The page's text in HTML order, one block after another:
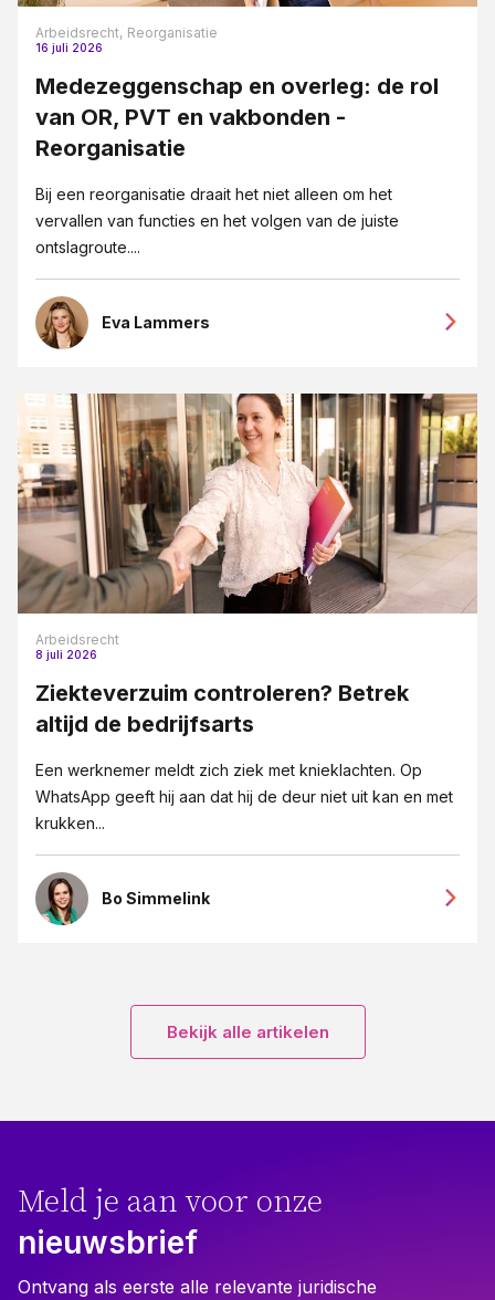
Arbeidsrecht, Reorganisatie
16 juli 2026
Medezeggenschap en overleg: de rol
van OR, PVT en vakbonden -
Reorganisatie
Bij een reorganisatie draait het niet alleen om het
vervallen van functies en het volgen van de juiste
ontslagroute....
Eva Lammers
Arbeidsrecht
8 juli 2026
Ziekteverzuim controleren? Betrek
altijd de bedrijfsarts
Een werknemer meldt zich ziek met knieklachten. Op
WhatsApp geeft hij aan dat hij de deur niet uit kan en met
krukken...
Bo Simmelink
Bekijk alle artikelen
Meld je aan voor onze
nieuwsbrief
Ontvang als eerste alle relevante juridische